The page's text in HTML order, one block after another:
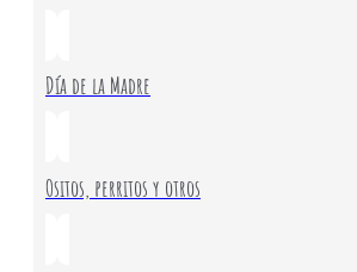
Día de la Madre
Ositos, perritos y otros